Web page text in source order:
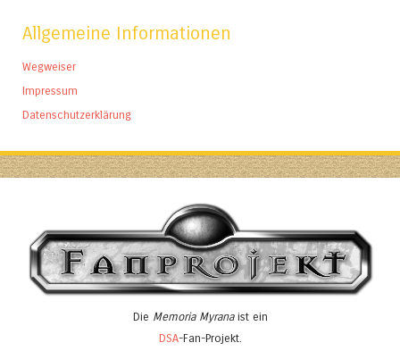
Allgemeine Informationen
Wegweiser
Impressum
Datenschutzerklärung
Die Memoria Myranaist ein
DSA-Fan-Projekt.